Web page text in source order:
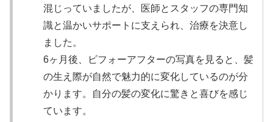
混じっていましたが、医師とスタッフの専門知
識と温かいサポートに支えられ、治療を決意し
ました。
6ヶ月後、ビフォーアフターの写真を見ると、髪
の生え際が自然で魅力的に変化しているのが分
かります。自分の髪の変化に驚きと喜びを感じ
ています。